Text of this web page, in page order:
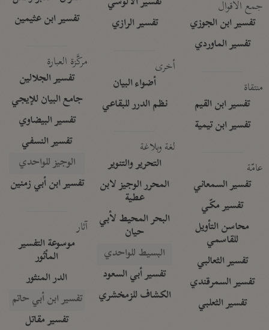
جمع الأقوال
تفسير ابن الجوزي
تفسير الماوردي
منتقاة
تفسير ابن القيم
تفسير ابن تيمية
عامّة
تفسير السمعاني
تفسير مكّي
محاسن التأويل
للقاسمي
تفسير الثعالبي
تفسير السمرقندي
تفسير الثعلبي
تفسير الرازي
أخرى
أضواء البيان
نظم الدرر للبقاعي
لغة وبلاغة
التحرير والتنوير
المحرر الوجيز لابن
عطية
البحر المحيط لأبي
حيان
البسيط للواحدي
تفسير أبي السعود
الكشاف للزمخشري
تفسير ابن عثيمين
مركَّزة العبارة
تفسير الجلالين
جامع البيان للإيجي
تفسير البيضاوي
تفسير النسفي
الوجيز للواحدي
تفسير ابن أبي زمنين
آثار
موسوعة التفسير
المأثور
الدر المنثور
تفسير ابن أبي حاتم
تفسير مقاتل